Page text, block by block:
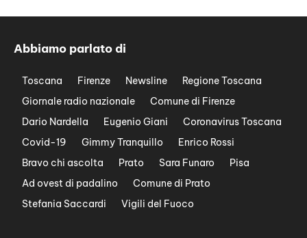
Abbiamo parlato di
Toscana Firenze Newsline
Regione Toscana
Giornale radio nazionale
Comune di Firenze
Dario Nardella
Eugenio Giani
Coronavirus Toscana
Covid-19
Gimmy Tranquillo
Enrico Rossi
Bravo chi ascolta
Prato Sara Funaro
Pisa
Ad ovest di padalino
Comune di Prato
Stefania Saccardi
Vigili del Fuoco